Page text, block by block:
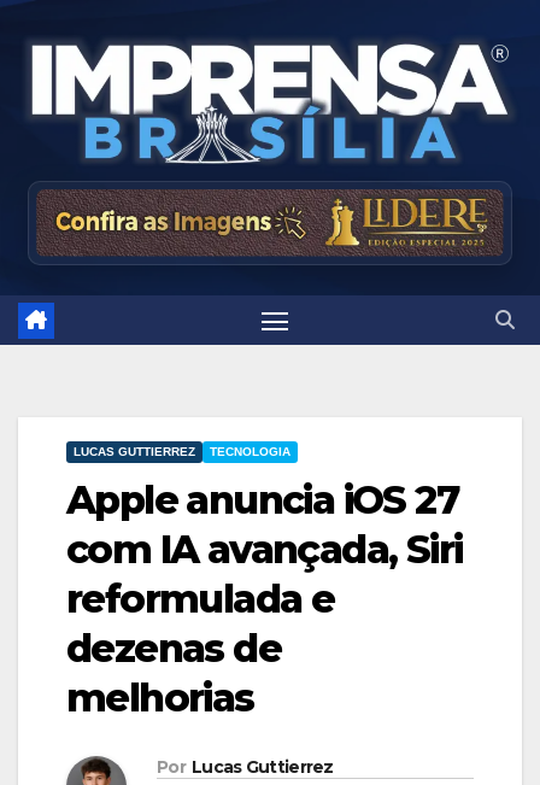
TECNOLOGIA
LUCAS GUTTIERREZ
Apple anuncia iOS 27
com IA avançada, Siri
reformulada e
dezenas de
melhorias
Por Lucas Guttierrez